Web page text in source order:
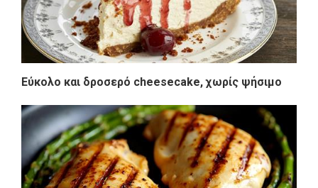
Εύκολο και δροσερό cheesecake, χωρίς ψήσιμο